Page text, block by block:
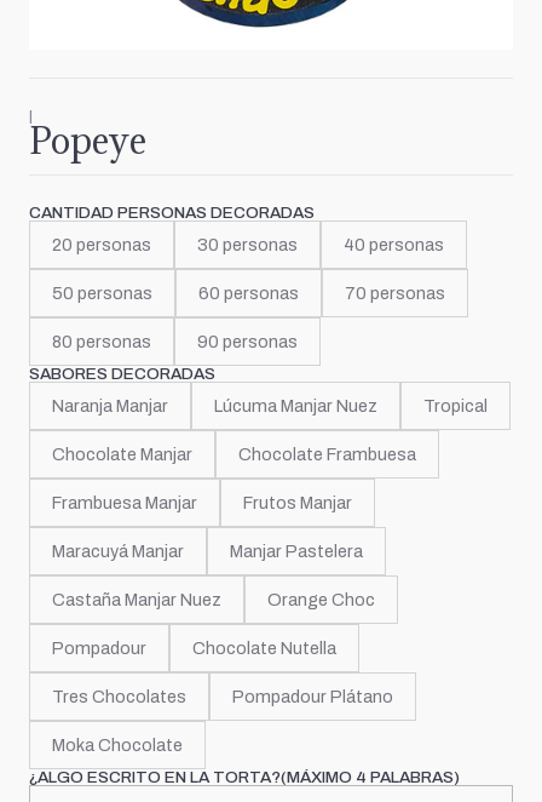
|
Popeye
CANTIDAD PERSONAS DECORADAS
20 personas 30 personas 40 personas
50 personas 60 personas 70 personas
80 personas 90 personas
SABORES DECORADAS
Naranja Manjar Lúcuma Manjar Nuez Tropical
Chocolate Manjar Chocolate Frambuesa
Frambuesa Manjar Frutos Manjar
Maracuyá Manjar Manjar Pastelera
Castaña Manjar Nuez Orange Choc
Pompadour Chocolate Nutella
Tres Chocolates Pompadour Plátano
Moka Chocolate
¿ALGO ESCRITO EN LA TORTA?(MÁXIMO 4 PALABRAS)